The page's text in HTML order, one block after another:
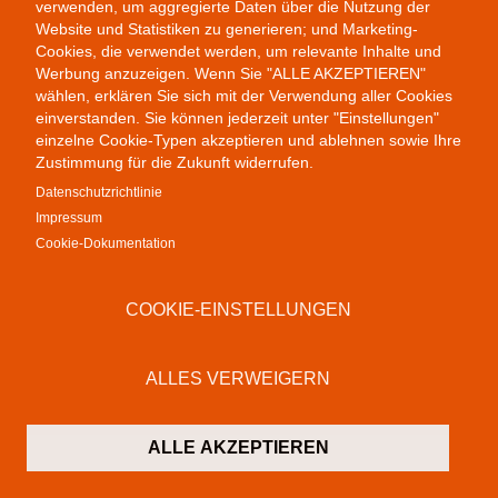
verwenden, um aggregierte Daten über die Nutzung der
Website und Statistiken zu generieren; und Marketing-
Cookies, die verwendet werden, um relevante Inhalte und
Werbung anzuzeigen. Wenn Sie "ALLE AKZEPTIEREN"
wählen, erklären Sie sich mit der Verwendung aller Cookies
einverstanden. Sie können jederzeit unter "Einstellungen"
einzelne Cookie-Typen akzeptieren und ablehnen sowie Ihre
Zustimmung für die Zukunft widerrufen.
Datenschutzrichtlinie
Impressum
Cookie-Dokumentation
COOKIE-EINSTELLUNGEN
ALLES VERWEIGERN
ALLE AKZEPTIEREN
Colab Gallery
Schusterinsel 9
79576 Weil am Rhein
Deutschland
+49 (0)7621 16 29 46 13
Montag bis Freitag 11 - 19 Uhr